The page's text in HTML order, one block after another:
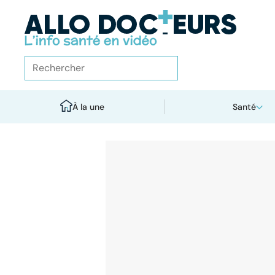
À la une Santé